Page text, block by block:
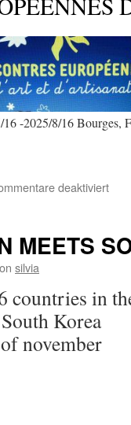
16 -2025/8/16 Bourges,
deaktiviertfür
MEETS
silvia
countries in
Korea
november